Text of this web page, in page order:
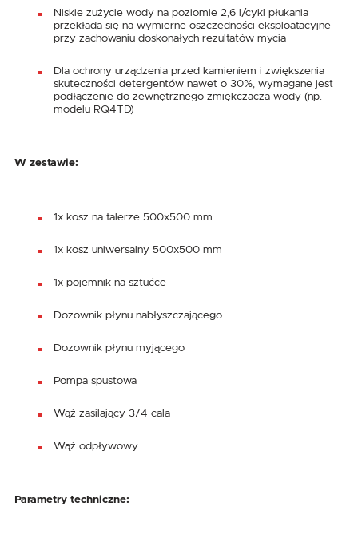
Niskie zużycie wody na poziomie 2,6 l/cykl płukania
przekłada się na wymierne oszczędności eksploatacyjne
przy zachowaniu doskonałych rezultatów mycia
Dla ochrony urządzenia przed kamieniem i zwiększenia
skuteczności detergentów nawet o 30%, wymagane jest
podłączenie do zewnętrznego zmiękczacza wody (np.
modelu RQ4TD)
W zestawie:
1x kosz na talerze 500x500 mm
1x kosz uniwersalny 500x500 mm
1x pojemnik na sztućce
Dozownik płynu nabłyszczającego
Dozownik płynu myjącego
Pompa spustowa
Wąż zasilający 3/4 cala
Wąż odpływowy
Parametry techniczne: